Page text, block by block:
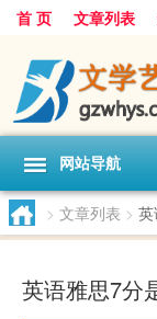
首 页 文章列表
网站导航
> 文章列表 >
英语雅思7分